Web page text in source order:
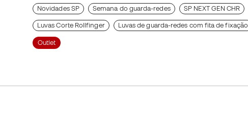
Novidades SP Semana do guarda-redes SP NEXT GEN CHR
Luvas Corte Rollfinger Luvas de guarda-redes com fita de fixação
Outlet